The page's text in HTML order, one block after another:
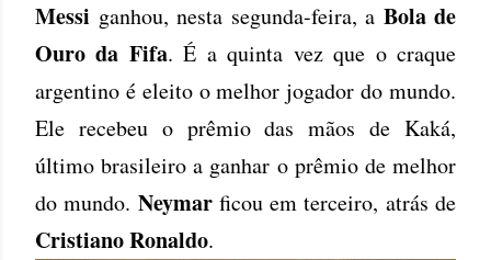
Messi ganhou, nesta segunda-feira, a Bola de
Ouro da Fifa. É a quinta vez que o craque
argentino é eleito o melhor jogador do mundo.
Ele recebeu o prêmio das mãos de Kaká,
último brasileiro a ganhar o prêmio de melhor
do mundo. Neymarficou em terceiro, atrás de
Cristiano Ronaldo.